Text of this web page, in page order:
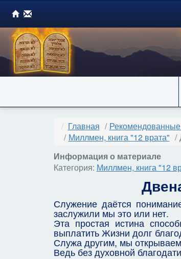
Главная
Миллмен, книга "12 врата"
Информация о материале
Категория: Миллмен, книга "12
Служение даётся
заслужили мы это или нет.
Эта простая истина
выплатить Жизни долг
Служа другим, мы
Ведь без духовной